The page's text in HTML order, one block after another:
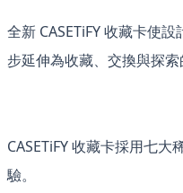
全新 CASETiFY 收藏卡使
步延伸為收藏、交換與探索
CASETiFY 收藏卡採用七
驗。